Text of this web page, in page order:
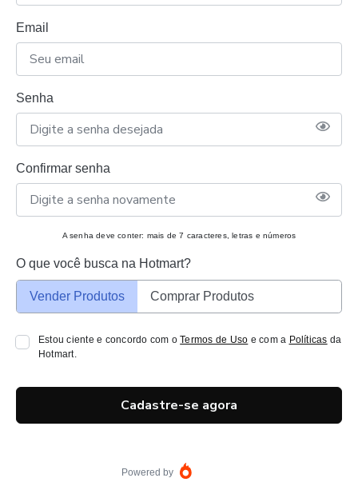
Email
Senha
Confirmar senha
A senha deve conter: mais de 7 caracteres, letras e números
O que você busca na Hotmart?
Vender Produtos Comprar Produtos
Estou ciente e concordo com oTermos de Uso e com a Políticas da
Hotmart.
Cadastre-se agora
Powered by